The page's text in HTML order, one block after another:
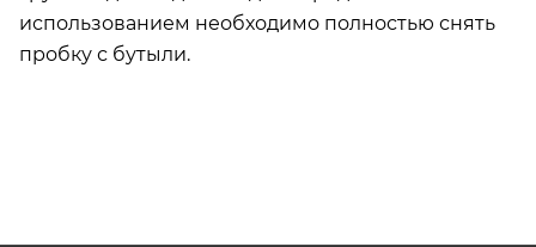
использованием необходимо полностью снять
пробку с бутыли.